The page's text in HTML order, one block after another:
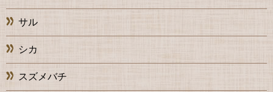
サル
シカ
スズメバチ